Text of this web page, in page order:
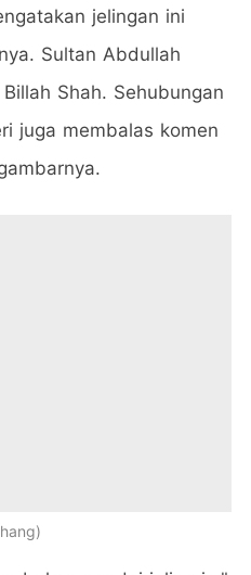
jelingan ini
Sultan Abdullah
Shah. Sehubungan
juga membalas komen